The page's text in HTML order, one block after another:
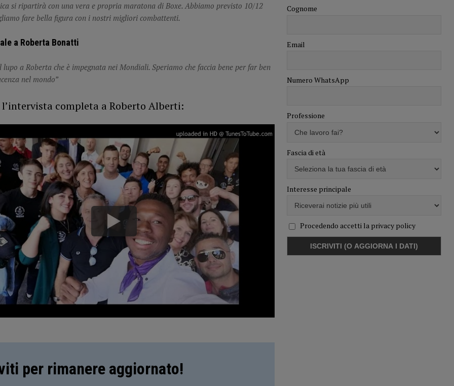
si ripartirà con una vera e propria maratona di Boxe. Abbiamo previsto 10/12
fare bella figura con i nostri migliori combattenti.
a Roberta Bonatti
lupo a Roberta che è impegnata nei Mondiali. Speriamo che faccia bene per far ben
nel mondo”
completa a Roberto Alberti:
per rimanere aggiornato!
Cognome
Email
Numero WhatsApp
Professione
Fascia di età
Interesse principale
Procedendo accetti la privacy policy